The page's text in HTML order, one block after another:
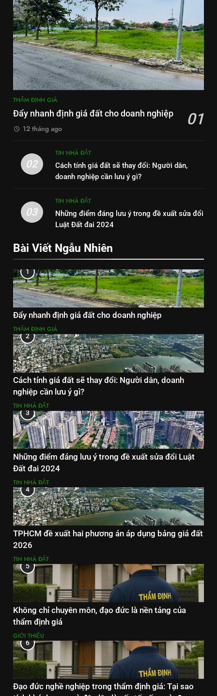
THẨM ĐỊNH GIÁ
Đẩy nhanh định giá đất cho doanh nghiệp 01
12 tháng ago
02
TIN NHÀ ĐẤT
Cách tính giá đất sẽ thay đổi: Người dân,
doanh nghiệp cần lưu ý gì?
03
TIN NHÀ ĐẤT
Những điểm đáng lưu ý trong đề xuất sửa đổi
Luật Đất đai 2024
Bài Viết Ngẫu Nhiên
1
Đẩy nhanh định giá đất cho doanh nghiệp
THẨM ĐỊNH GIÁ
2
Cách tính giá đất sẽ thay đổi: Người dân, doanh
nghiệp cần lưu ý gì?
TIN NHÀ ĐẤT
3
Những điểm đáng lưu ý trong đề xuất sửa đổi Luật
Đất đai 2024
TIN NHÀ ĐẤT
4
TPHCM đề xuất hai phương án áp dụng bảng giá đất
2026
TIN NHÀ ĐẤT
5
Không chỉ chuyên môn, đạo đức là nền tảng của
thẩm định giá
GIỚI THIỆU
6
Đạo đức nghề nghiệp trong thẩm định giá: Tại sao